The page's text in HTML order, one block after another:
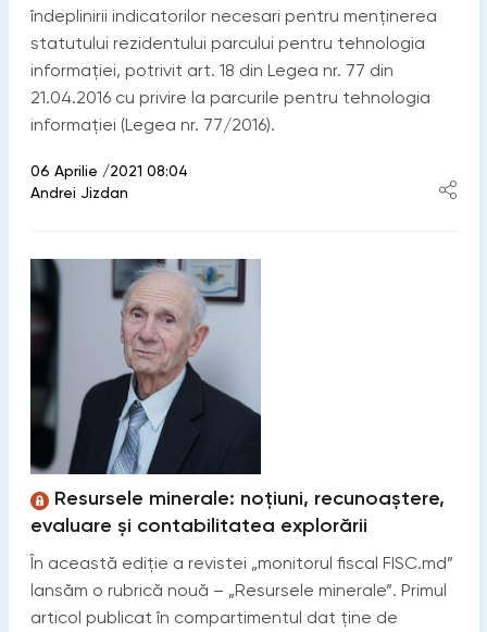
îndeplinirii indicatorilor necesari pentru menținerea
statutului rezidentului parcului pentru tehnologia
informației, potrivit art. 18 din Legea nr. 77 din
21.04.2016 cu privire la parcurile pentru tehnologia
informației (Legea nr. 77/2016).
06 Aprilie /2021 08:04
Andrei Jizdan
Resursele minerale: noțiuni, recunoaștere,
evaluare și contabilitatea explorării
În această ediție a revistei „monitorul fiscal FISC.md”
lansăm o rubrică nouă – „Resursele minerale”. Primul
articol publicat în compartimentul dat ține de